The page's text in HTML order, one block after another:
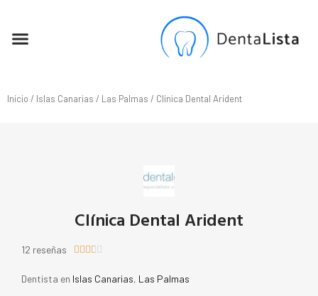
Inicio / Islas Canarias / Las Palmas / Clínica Dental Arident
Clínica Dental Arident
12 reseñas     
Dentista en Islas Canarias, Las Palmas